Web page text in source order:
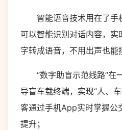
智能语音技术用在了手
可以智能识别对话内容，
字转成语音，不用出声也能
“数字助盲示范线路”在
导盲车载终端，实现“人、
客通过手机App实时掌握公
提升；